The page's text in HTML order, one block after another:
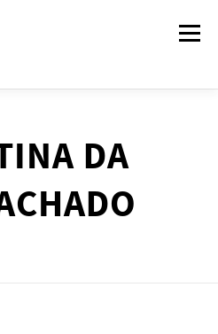
Menu
EVENTOS IN PAST
DA